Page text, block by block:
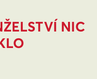
NIC